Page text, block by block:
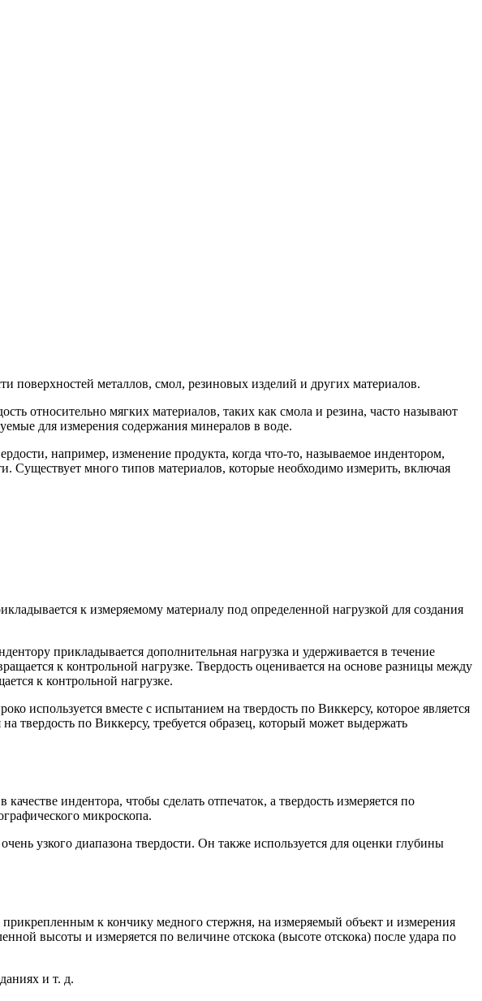
поверхностей металлов, смол, резиновых изделий и других материалов.
относительно мягких материалов, таких как смола и резина, часто называют
для измерения содержания минералов в воде.
например, изменение продукта, когда что-то, называемое индентором,
Существует много типов материалов, которые необходимо измерить, включая
к измеряемому материалу под определенной нагрузкой для создания
прикладывается дополнительная нагрузка и удерживается в течение
к контрольной нагрузке. Твердость оценивается на основе разницы между
к контрольной нагрузке.
используется вместе с испытанием на твердость по Виккерсу, которое является
твердость по Виккерсу, требуется образец, который может выдержать
индентора, чтобы сделать отпечаток, а твердость измеряется по
микроскопа.
узкого диапазона твердости. Он также используется для оценки глубины
прикрепленным к кончику медного стержня, на измеряемый объект и измерения
высоты и измеряется по величине отскока (высоте отскока) после удара по
и т. д.